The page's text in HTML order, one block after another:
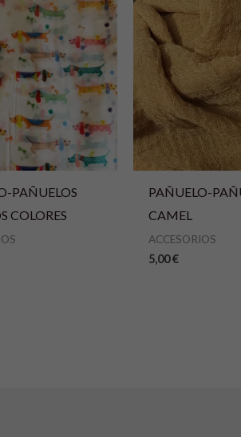
PAÑUELOS
COLORES
PAÑUELO-
CAMEL
ACCESORIOS
5,00€